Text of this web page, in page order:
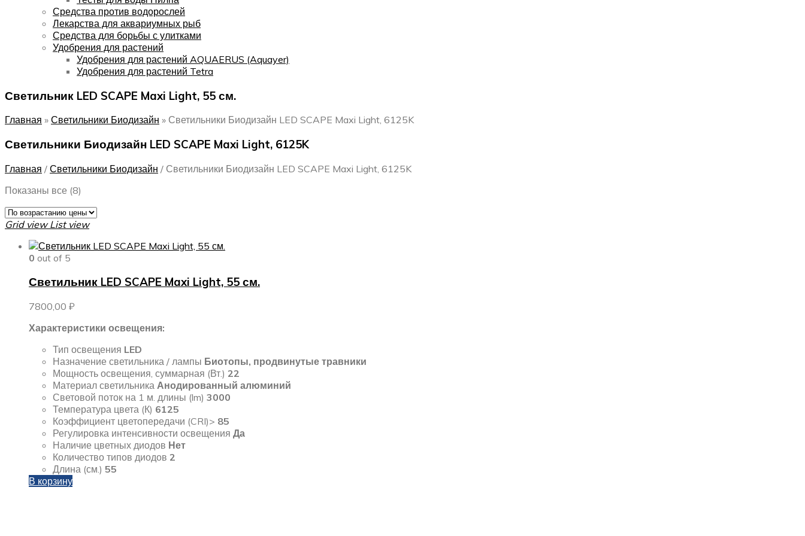
Средства против водорослей
Лекарства для аквариумных рыб
Средства для борьбы с улитками
Удобрения для растений
Удобрения для растений AQUAERUS (Aquayer)
Удобрения для растений Tetra
Светильник LED SCAPE Maxi Light, 55 см.
Главная » Светильники Биодизайн » Светильники Биодизайн LED SCAPE Maxi Light, 6125K
Светильники Биодизайн LED SCAPE Maxi Light, 6125K
Главная / Светильники Биодизайн / Светильники Биодизайн LED SCAPE Maxi Light, 6125K
Показаны все (8)
возрастанию
Grid view List view
0 out of 5
Светильник LED SCAPE Maxi Light, 55 см.
7800,00 ₽
Характеристики освещения:
Тип освещения LED
Назначение светильника / лампы Биотопы, продвинутые травники
Мощность освещения, суммарная (Вт.) 22
Материал светильника Анодированный алюминий
Световой поток на 1 м. длины (lm) 3000
Температура цвета (К) 6125
Коэффициент цветопередачи (CRI)> 85
Регулировка интенсивности освещения Да
Наличие цветных диодов Нет
Количество типов диодов 2
Длина (см.) 55
В корзину